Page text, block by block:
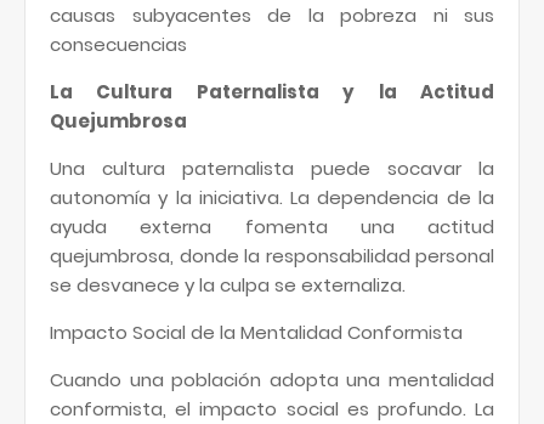
causas subyacentes de la pobreza ni sus
consecuencias
La Cultura Paternalista y la Actitud
Quejumbrosa
Una cultura paternalista puede socavar la
autonomía y la iniciativa. La dependencia de la
ayuda externa fomenta una actitud
quejumbrosa, donde la responsabilidad personal
se desvanece y la culpa se externaliza.
Impacto Social de la Mentalidad Conformista
Cuando una población adopta una mentalidad
conformista, el impacto social es profundo. La